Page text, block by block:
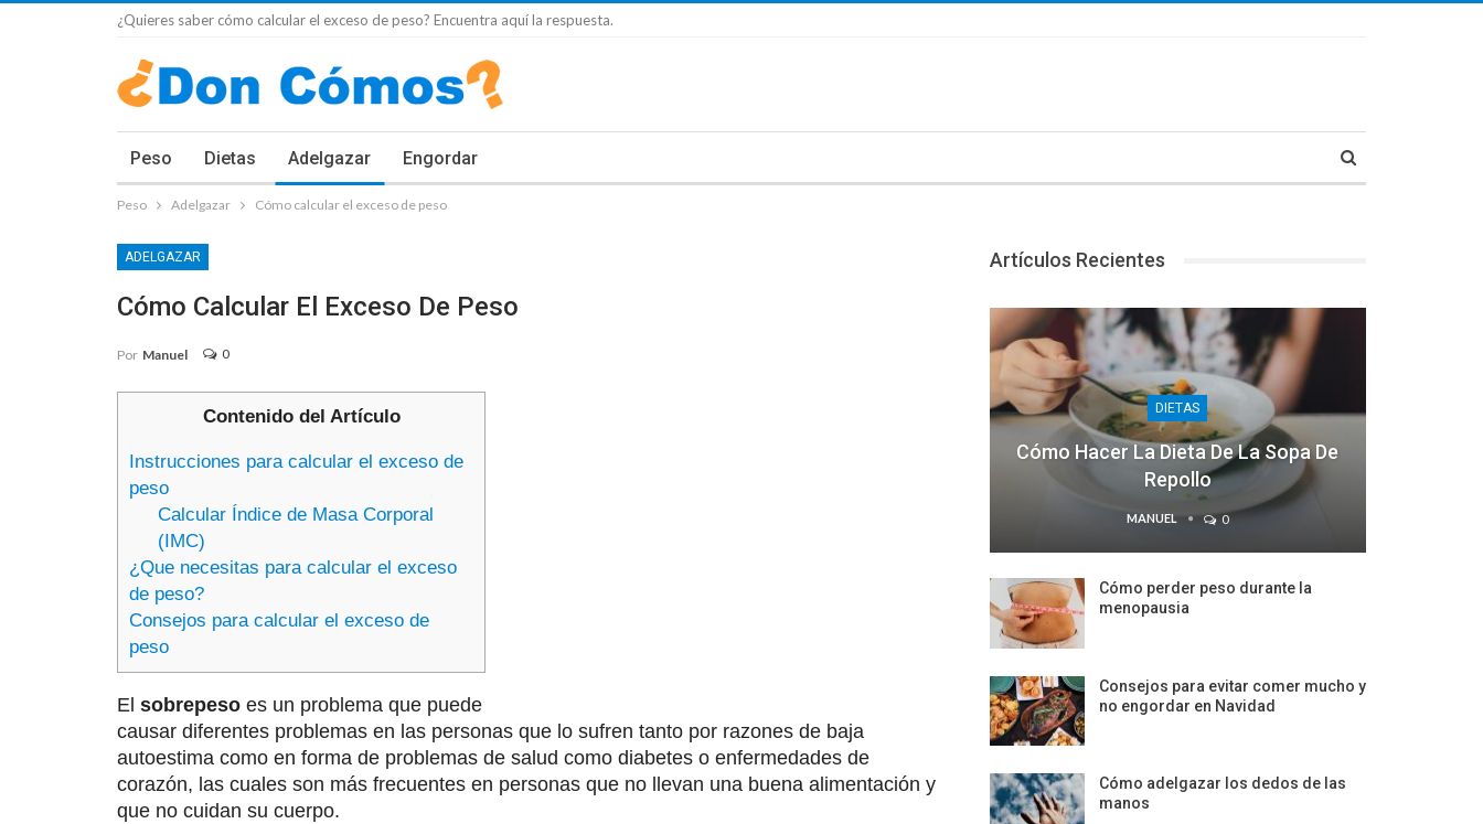
¿Quieres saber cómo calcular el exceso de peso? Encuentra aquí la respuesta.
Peso Dietas Adelgazar Engordar
Peso Adelgazar Cómo calcular el exceso de peso
ADELGAZAR
Cómo Calcular El Exceso De Peso
Por Manuel 0
Contenido del Artículo
Instrucciones para calcular el exceso de
peso
Calcular Índice de Masa Corporal
(IMC)
¿Que necesitas para calcular el exceso
de peso?
Consejos para calcular el exceso de
peso
El sobrepeso es un problema que puede
causar diferentes problemas en las personas que lo sufren tanto por razones de baja
autoestima como en forma de problemas de salud como diabetes o enfermedades de
corazón, las cuales son más frecuentes en personas que no llevan una buena alimentación y
que no cuidan su cuerpo.
Artículos Recientes
DIETAS
Cómo Hacer La Dieta De La Sopa De
Repollo
MANUEL 0
Cómo perder peso durante la
menopausia
Consejos para evitar comer mucho y
no engordar en Navidad
Cómo adelgazar los dedos de las
manos